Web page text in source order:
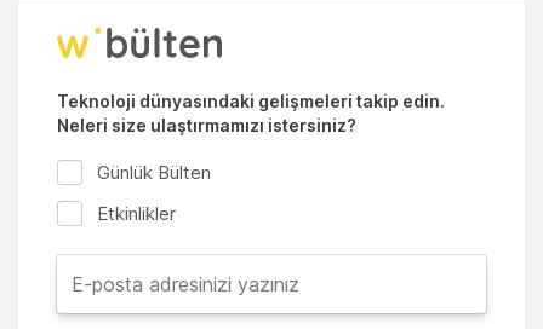
Teknoloji dünyasındaki gelişmeleri takip edin.
Neleri size ulaştırmamızı istersiniz?
Günlük Bülten
Etkinlikler